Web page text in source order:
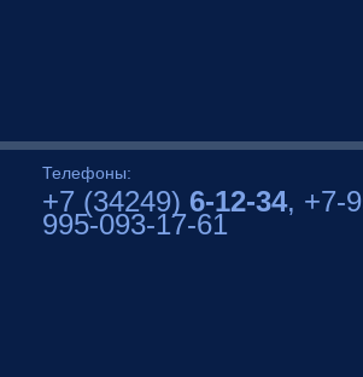
Телефоны:
+7 (34249) 6-12-34, +7-
995-093-17-61